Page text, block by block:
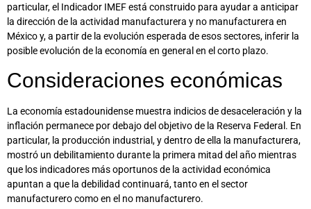
particular, el Indicador IMEF está construido para ayudar a anticipar
la dirección de la actividad manufacturera y no manufacturera en
México y, a partir de la evolución esperada de esos sectores, inferir la
posible evolución de la economía en general en el corto plazo.
Consideraciones económicas
La economía estadounidense muestra indicios de desaceleración y la
inflación permanece por debajo del objetivo de la Reserva Federal. En
particular, la producción industrial, y dentro de ella la manufacturera,
mostró un debilitamiento durante la primera mitad del año mientras
que los indicadores más oportunos de la actividad económica
apuntan a que la debilidad continuará, tanto en el sector
manufacturero como en el no manufacturero.